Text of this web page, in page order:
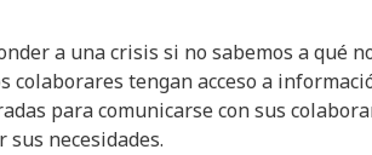
a una crisis si no sabemos a qué
colaborares tengan acceso a
para comunicarse con sus
necesidades.